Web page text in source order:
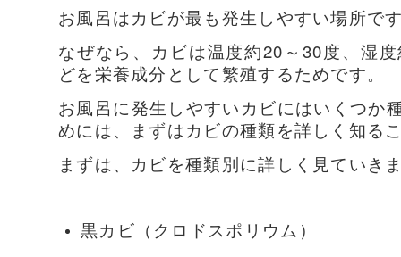
お風呂はカビが最も発生しやすい場所で
なぜなら、カビは温度約20～30度、湿
どを栄養成分として繁殖するためです。
お風呂に発生しやすいカビにはいくつか
めには、まずはカビの種類を詳しく知る
まずは、カビを種類別に詳しく見ていき
黒カビ（クロドスポリウム）